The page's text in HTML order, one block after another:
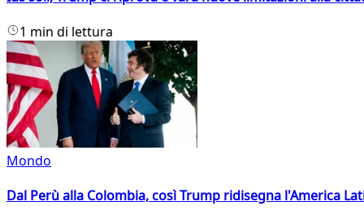
1 min di lettura
Mondo
Dal Perù alla Colombia, così Trump ridisegna l'America